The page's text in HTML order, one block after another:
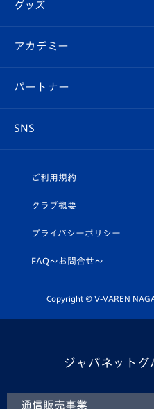
チケット
イベント
メディア
ホームタウン
スタッフプロフィール
マスコット紹介
平和祈念活動
ホームタウン活動
Revive Team
ヴィヴィくんの長崎おもて
フォトギャラリー
スタジアムグルメ
V-LOVERS（ファンクラブ
プレイヤーズスイート
グッズ
オンラインショップ
店舗情報
アカデミー
育成からのお知らせ
U-18
スクール
パートナー
SNS
ヴィヴィくんインスタグラム
公式LINE＠
ご利用規約
クラブ概要
プライバシーポリシー
FAQ〜お問合せ〜
Copyright © V-VAREN
ジャパネットグ
通信販売事業